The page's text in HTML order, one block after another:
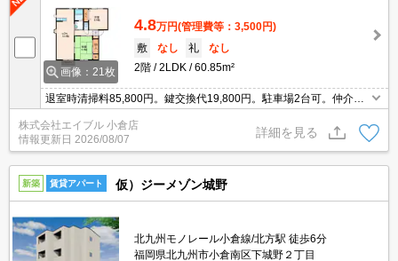
画像：21枚
4.8万円(管理費等：3,500円)
敷
なし 礼
なし
2階
2LDK 60.85m²
退室時清掃料85,800円。鍵交換代19,800円。駐車場2台可。仲介手
数料家賃の0.55ヵ月分。追い焚き機能付きバス。インターネット無
料。
株式会社エイブル 小倉店
情報更新日 2026/08/07
詳細を見る
新築 賃貸アパート 仮）ジーメゾン城野
北九州モノレール小倉線/北方駅 徒歩6分
福岡県北九州市小倉南区下城野２丁目